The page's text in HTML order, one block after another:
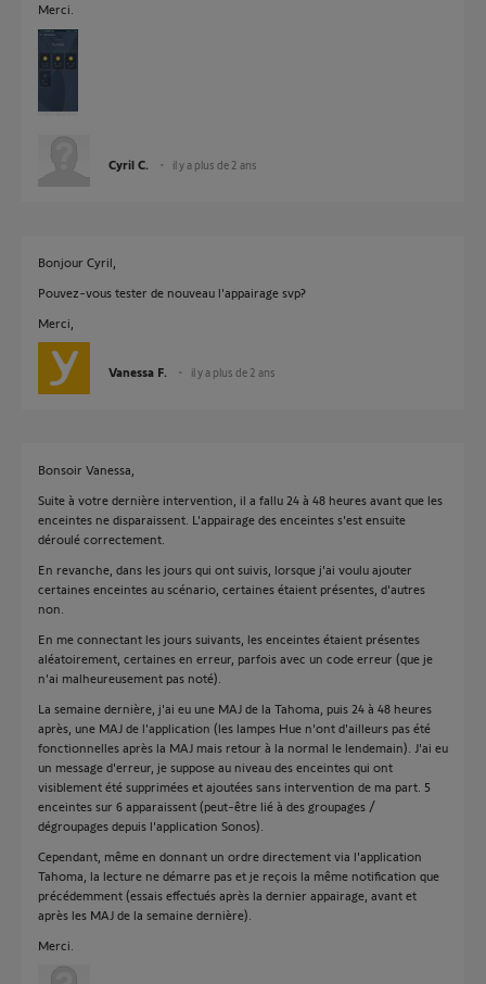
Merci.
Cyril C. il y a plus de 2 ans
Bonjour Cyril,
Pouvez-vous tester de nouveau l'appairage svp?
Merci,
Vanessa F. il y a plus de 2 ans
Bonsoir Vanessa,
Suite à votre dernière intervention, il a fallu 24 à 48 heures avant que les
enceintes ne disparaissent. L'appairage des enceintes s'est ensuite
déroulé correctement.
En revanche, dans les jours qui ont suivis, lorsque j'ai voulu ajouter
certaines enceintes au scénario, certaines étaient présentes, d'autres
non.
En me connectant les jours suivants, les enceintes étaient présentes
aléatoirement, certaines en erreur, parfois avec un code erreur (que je
n'ai malheureusement pas noté).
La semaine dernière, j'ai eu une MAJ de la Tahoma, puis 24 à 48 heures
après, une MAJ de l'application (les lampes Hue n'ont d'ailleurs pas été
fonctionnelles après la MAJ mais retour à la normal le lendemain). J'ai eu
un message d'erreur, je suppose au niveau des enceintes qui ont
visiblement été supprimées et ajoutées sans intervention de ma part. 5
enceintes sur 6 apparaissent (peut-être lié à des groupages /
dégroupages depuis l'application Sonos).
Cependant, même en donnant un ordre directement via l'application
Tahoma, la lecture ne démarre pas et je reçois la même notification que
précédemment (essais effectués après la dernier appairage, avant et
après les MAJ de la semaine dernière).
Merci.